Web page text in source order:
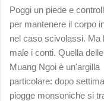
Poggi un piede e
per mantenere il corpo
nel caso scivolassi. Ma
male i conti. Quella
Muang Ngoi è un'argilla
particolare: dopo
piogge monsoniche si